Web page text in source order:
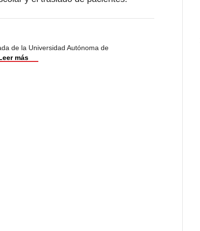
de la Universidad Autónoma de
más